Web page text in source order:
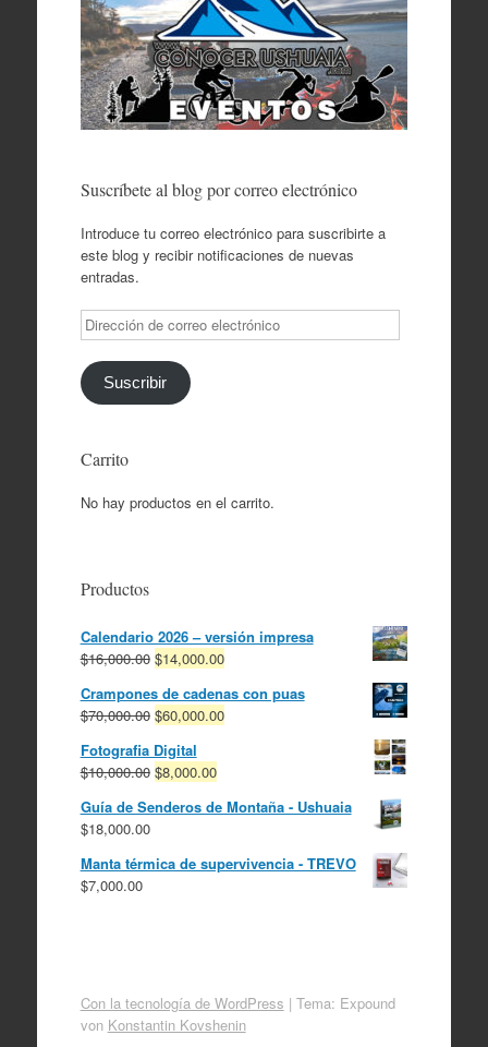
Suscríbete al blog por correo electrónico
Introduce tu correo electrónico para suscribirte a
este blog y recibir notificaciones de nuevas
entradas.
Dirección
de
correo
electrónico
Suscribir
Carrito
No hay productos en el carrito.
Productos
Calendario 2026 – versión impresa
$16,000.00 El
original
era:
$16,000.00.
$14,000.00El
actual
es:
Crampones de cadenas con puas
$70,000.00 El
original
era:
$70,000.00.
$60,000.00El
$60,000.00.
Fotografia Digital
$10,000.00 El
original
$10,000.00.
$8,000.00El
actual
$8,000.00.
Guía de Senderos de Montaña - Ushuaia
$18,000.00
Manta térmica de supervivencia - TREVO
$7,000.00
Con la tecnología de WordPress | Tema: Expound
von Konstantin Kovshenin